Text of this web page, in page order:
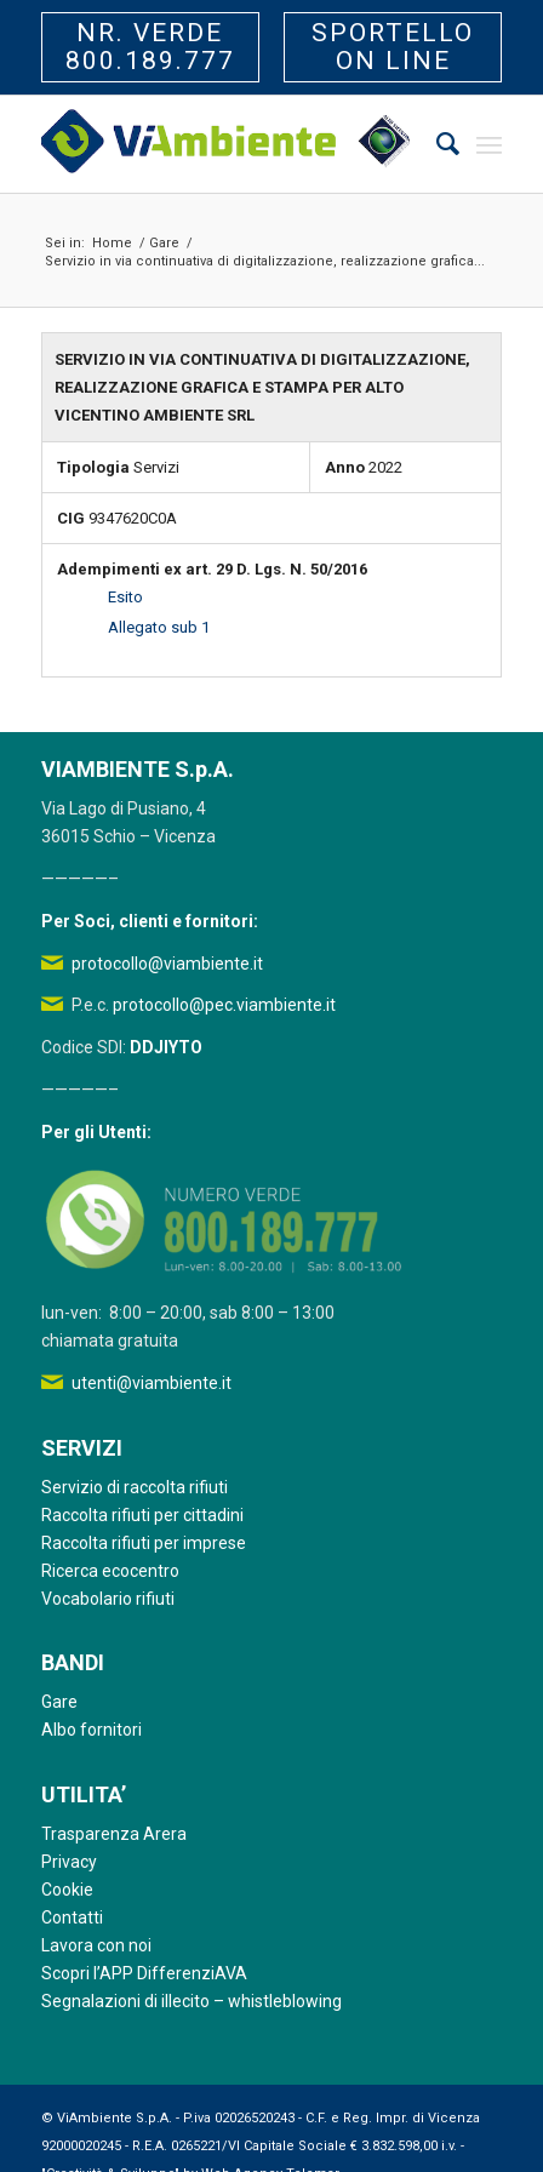
NR. VERDE
800.189.777
SPORTELLO
ON LINE
Sei in: Home / Gare /
Servizio in via continuativa di digitalizzazione, realizzazione grafica...
SERVIZIO IN VIA CONTINUATIVA DI DIGITALIZZAZIONE,
REALIZZAZIONE GRAFICA E STAMPA PER ALTO
VICENTINO AMBIENTE SRL
Tipologia Servizi Anno2022
CIG 9347620C0A
Adempimenti ex art. 29 D. Lgs. N. 50/2016
Esito
Allegato sub 1
VIAMBIENTE S.p.A.
Via Lago di Pusiano, 4
36015 Schio – Vicenza
—————–
Per Soci, clienti e fornitori:
protocollo@viambiente.it
P.e.c. protocollo@pec.viambiente.it
Codice SDI: DDJIYTO
—————–
Per gli Utenti:
lun-ven: 8:00 – 20:00, sab 8:00 – 13:00
chiamata gratuita
utenti@viambiente.it
SERVIZI
Servizio di raccolta rifiuti
Raccolta rifiuti per cittadini
Raccolta rifiuti per imprese
Ricerca ecocentro
Vocabolario rifiuti
BANDI
Gare
Albo fornitori
UTILITA’
Trasparenza Arera
Privacy
Cookie
Contatti
Lavora con noi
Scopri l’APP DifferenziAVA
Segnalazioni di illecito – whistleblowing
© ViAmbiente S.p.A. - P.iva 02026520243 - C.F. e Reg. Impr. di Vicenza
92000020245 - R.E.A. 0265221/VI Capitale Sociale € 3.832.598,00 i.v. -